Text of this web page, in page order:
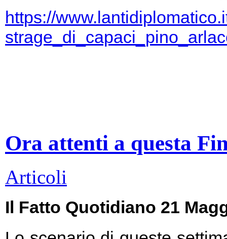
https://
Ora attenti a questa
Articoli
Il Fatto Quotidiano 21